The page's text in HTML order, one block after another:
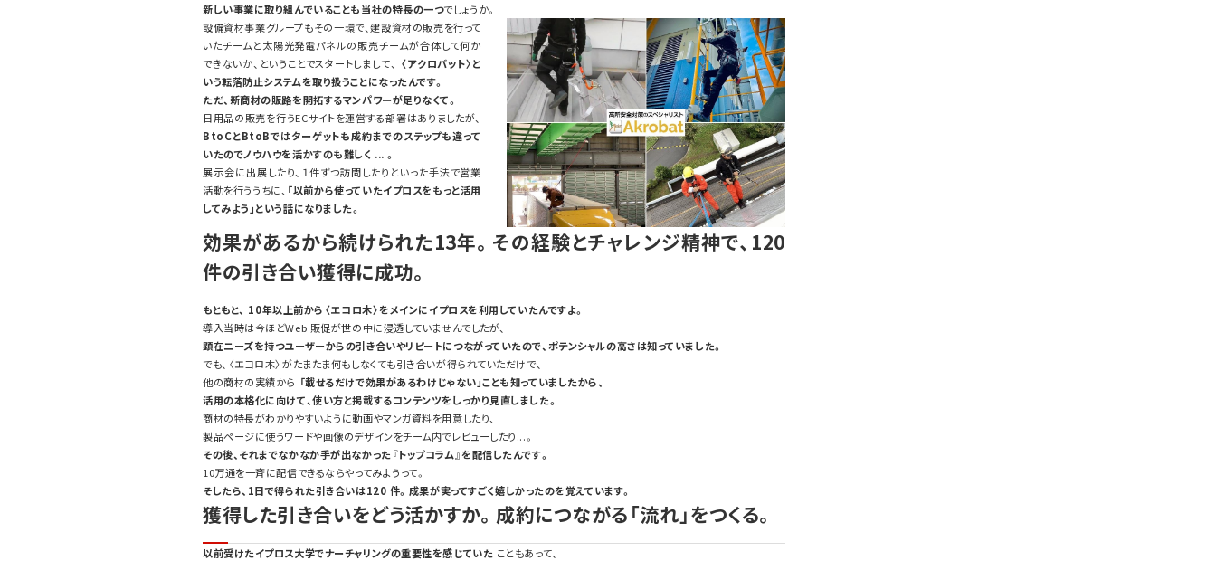
新しい事業に取り組んでいることも当社の特長の一つでしょうか。
設備資材事業グループもその一環で、建設資材の販売を行って
いたチームと太陽光発電パネルの販売チームが合体して何か
できないか、ということでスタートしまして、 〈アクロバット〉と
いう転落防止システムを取り扱うことになったんです。
ただ、新商材の販路を開拓するマンパワーが足りなくて。
日用品の販売を行うECサイトを運営する部署はありましたが、
BtoCとBtoBではターゲットも成約までのステップも違って
いたのでノウハウを活かすのも難しく ...。
展示会に出展したり、１件ずつ訪問したりといった手法で営業
活動を行ううちに、 「以前から使っていたイプロスをもっと活用
してみよう」という話になりました。
効果があるから続けられた13年。その経験とチャレンジ精神で、 120
件の引き合い獲得に成功。
もともと、 10年以上前から〈エコロ木〉をメインにイプロスを利用していたんですよ。
導入当時は今ほどWeb 販促が世の中に浸透していませんでしたが、
顕在ニーズを持つユーザーからの引き合いやリピートにつながっていたので、ポテンシャルの高さは知っていました。
でも、〈エコロ木〉がたまたま何もしなくても引き合いが得られていただけで、
他の商材の実績から 「載せるだけで効果があるわけじゃない」ことも知っていましたから、
活用の本格化に向けて、使い方と掲載するコンテンツをしっかり見直しました。
商材の特長がわかりやすいように動画やマンガ資料を用意したり、
製品ページに使うワードや画像のデザインをチーム内でレビューしたり...。
その後、それまでなかなか手が出なかった『トップコラム』を配信したんです。
10万通を一斉に配信できるならやってみようって。
そしたら、 1日で得られた引き合いは120 件。成果が実ってすごく嬉しかったのを覚えています。
獲得した引き合いをどう活かすか。成約につながる「流れ」をつくる。
以前受けたイプロス大学でナーチャリングの重要性を感じていた こともあって、